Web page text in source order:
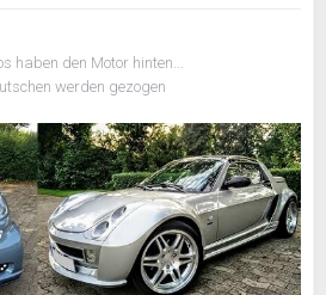
haben den Motor hinten...
werden gezogen